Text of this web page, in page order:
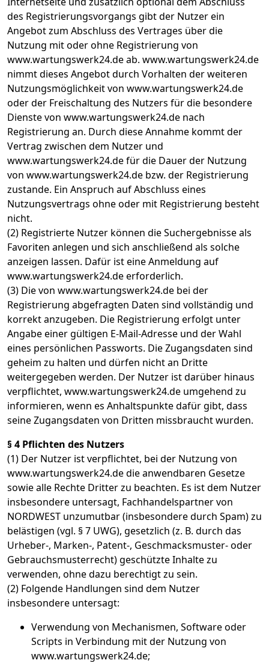
des Registrierungsvorgangs gibt der Nutzer ein
Angebot zum Abschluss des Vertrages über die
Nutzung mit oder ohne Registrierung von
www.wartungswerk24.de ab. www.wartungswerk24.de
nimmt dieses Angebot durch Vorhalten der weiteren
Nutzungsmöglichkeit von www.wartungswerk24.de
oder der Freischaltung des Nutzers für die besondere
Dienste von www.wartungswerk24.de nach
Registrierung an. Durch diese Annahme kommt der
Vertrag zwischen dem Nutzer und
www.wartungswerk24.de für die Dauer der Nutzung
von www.wartungswerk24.de bzw. der Registrierung
zustande. Ein Anspruch auf Abschluss eines
Nutzungsvertrags ohne oder mit Registrierung besteht
nicht.
(2) Registrierte Nutzer können die Suchergebnisse als
Favoriten anlegen und sich anschließend als solche
anzeigen lassen. Dafür ist eine Anmeldung auf
www.wartungswerk24.de erforderlich.
(3) Die von www.wartungswerk24.de bei der
Registrierung abgefragten Daten sind vollständig und
korrekt anzugeben. Die Registrierung erfolgt unter
Angabe einer gültigen E-Mail-Adresse und der Wahl
eines persönlichen Passworts. Die Zugangsdaten sind
geheim zu halten und dürfen nicht an Dritte
weitergegeben werden. Der Nutzer ist darüber hinaus
verpflichtet, www.wartungswerk24.de umgehend zu
informieren, wenn es Anhaltspunkte dafür gibt, dass
seine Zugangsdaten von Dritten missbraucht wurden.
§ 4 Pflichten des Nutzers
(1) Der Nutzer ist verpflichtet, bei der Nutzung von
www.wartungswerk24.de die anwendbaren Gesetze
sowie alle Rechte Dritter zu beachten. Es ist dem Nutzer
insbesondere untersagt, Fachhandelspartner von
NORDWEST unzumutbar (insbesondere durch Spam) zu
belästigen (vgl. § 7 UWG), gesetzlich (z. B. durch das
Urheber-, Marken-, Patent-, Geschmacksmuster- oder
Gebrauchsmusterrecht) geschützte Inhalte zu
verwenden, ohne dazu berechtigt zu sein.
(2) Folgende Handlungen sind dem Nutzer
insbesondere untersagt:
Verwendung von Mechanismen, Software oder
Scripts in Verbindung mit der Nutzung von
www.wartungswerk24.de;